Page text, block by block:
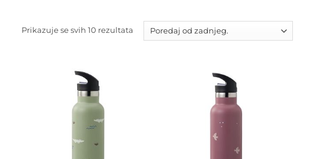
Prikazuje se svih 10 rezultata Poredano